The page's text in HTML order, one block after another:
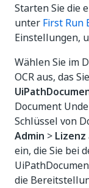
Starten Sie die
unter First Run
Einstellungen,
Wählen Sie im
OCR aus, das
Document
Schlüssel von
Admin > Lizenz
ein, die Sie bei
die